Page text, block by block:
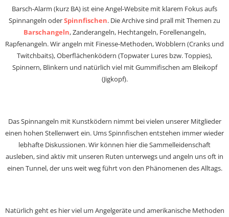
Barsch-Alarm (kurz BA) ist eine Angel-Website mit klarem Fokus aufs
Spinnangeln oderSpinnfischen. Die Archive sind prall mit Themen zu
Barschangeln, Zanderangeln, Hechtangeln, Forellenangeln,
Rapfenangeln. Wir angeln mit Finesse-Methoden, Wobblern (Cranks und
Twitchbaits), Oberflächenködern (Topwater Lures bzw. Toppies),
Spinnern, Blinkern und natürlich viel mit Gummifischen am Bleikopf
(Jigkopf).
Das Spinnangeln mit Kunstködern nimmt bei vielen unserer Mitglieder
einen hohen Stellenwert ein. Ums Spinnfischen entstehen immer wieder
lebhafte Diskussionen. Wir können hier die Sammelleidenschaft
ausleben, sind aktiv mit unseren Ruten unterwegs und angeln uns oft in
einen Tunnel, der uns weit weg führt von den Phänomenen des Alltags.
Natürlich geht es hier viel um Angelgeräte und amerikanische Methoden